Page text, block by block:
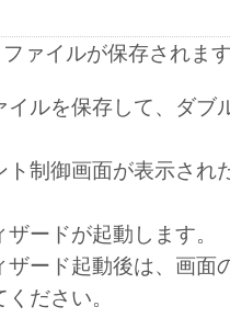
トウェア」に含まれる
サーの著作権表示を変
りません。
に係る権原および所有
はキヤノンのライセン
ァイルが保存されま
イルを保存して、ダブ
ト制御画面が表示され
ードが起動します。
ザード起動後は、画面
ださい。